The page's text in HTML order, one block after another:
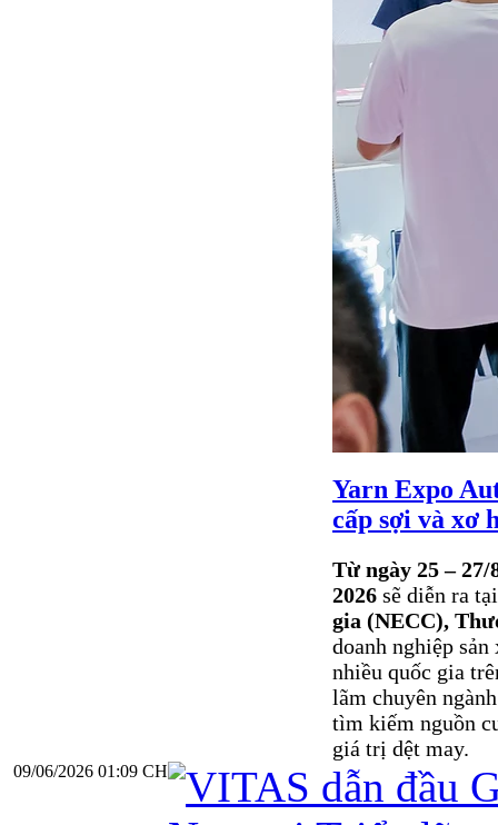
Yarn Expo
cấp sợi và xơ
Từ ngày 25 – 27/
2026 sẽ diễn ra
gia (NECC),
doanh nghiệp
nhiều quốc gia
lãm chuyên
tìm kiếm nguồn
giá trị dệt may.
09/06/2026 01:09 CH